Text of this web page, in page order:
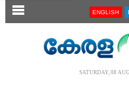
SECTIONS ENGLISH
SATURDAY, 08